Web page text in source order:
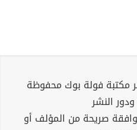
مكتبة فولة بوك محفوظة
النشر
صريحة من المؤلف أو